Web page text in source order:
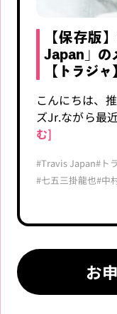
【保存版
Japan」の
【トラジャ
こんにちは、
ズJr.ながら最
む]
#Travis Japan#ト
#七五三掛龍也#中
お